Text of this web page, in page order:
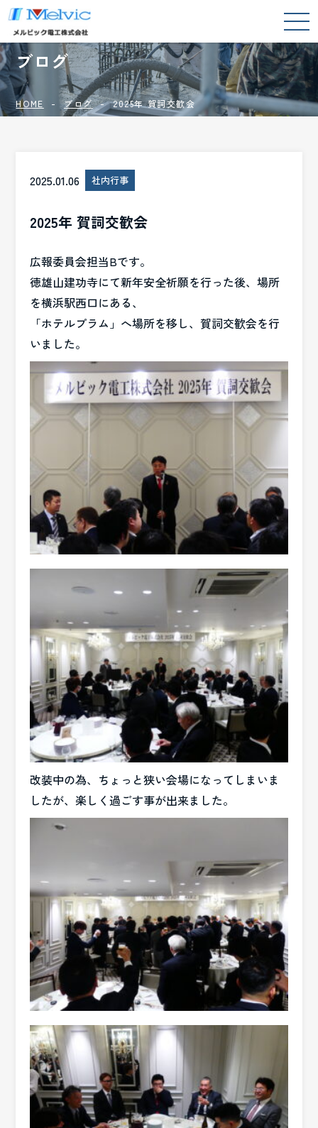
BLOG
ブログ
HOME ブログ 2025年 賀詞交歓会
2025.01.06 社内行事
2025年 賀詞交歓会
広報委員会担当Bです。
徳雄山建功寺にて新年安全祈願を行った後、場所
を横浜駅西口にある、
「ホテルプラム」へ場所を移し、賀詞交歓会を行
いました。
改装中の為、ちょっと狭い会場になってしまいま
したが、楽しく過ごす事が出来ました。